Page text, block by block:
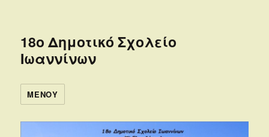
18ο Δημοτικό Σχολείο
Ιωαννίνων
ΜΕΝΟΎ